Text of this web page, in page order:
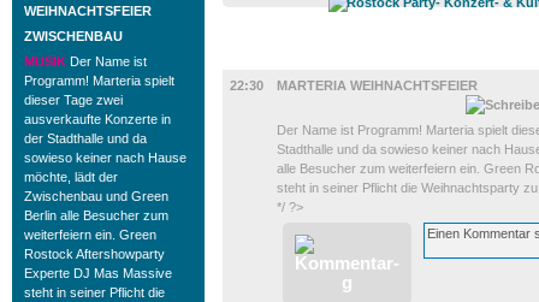
WEIHNACHTSFEIER
ZWISCHENBAU
MUSIK Der Name ist
Programm! Marteria spielt
dieser Tage zwei
ausverkaufte Konzerte in
der Stadthalle und da
sowieso keiner nach Hause
möchte, lädt der
Zwischenbau und Green
Berlin alle Besucher zum
weiterfeiern ein. Green
Rostock Aftershowparty
Experte DJ Mas Massive
steht in seiner Pflicht die
22:30
MARTERIA WEIHNACHTSFEIER
Der Name ist Programm! Marteria spielt
Stadthalle und da sowieso keiner nach
alle Besucher zum weiterfeiern ein. Green
steht in seiner Pflicht die Weihnachtsparty
*/ ?>